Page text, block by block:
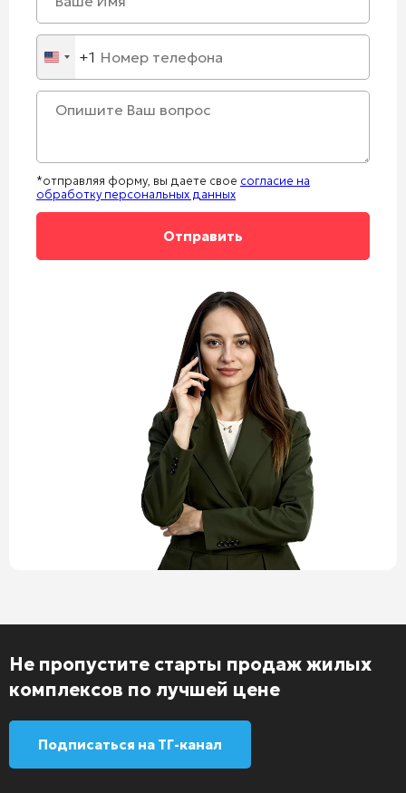
United
States
+1
+1
*отправляя форму, вы даете свое согласие на
обработку персональных данных
Не пропустите старты продаж жилых
комплексов по лучшей цене
Подписаться на ТГ-канал